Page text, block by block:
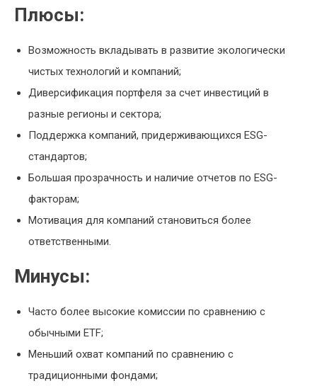
Плюсы:
Возможность вкладывать в развитие экологически
чистых технологий и компаний;
Диверсификация портфеля за счет инвестиций в
разные регионы и сектора;
Поддержка компаний, придерживающихся ESG-
стандартов;
Большая прозрачность и наличие отчетов по ESG-
факторам;
Мотивация для компаний становиться более
ответственными.
Минусы:
Часто более высокие комиссии по сравнению с
обычными ETF;
Меньший охват компаний по сравнению с
традиционными фондами;